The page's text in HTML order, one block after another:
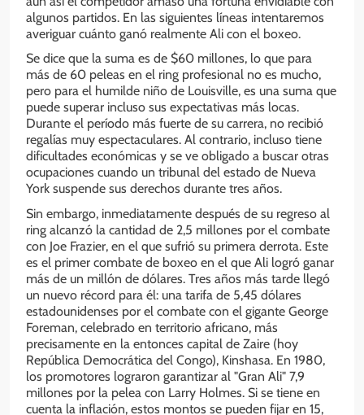
algunos partidos. En las siguientes líneas intentaremos
averiguar cuánto ganó realmente Ali con el boxeo.
Se dice que la suma es de $60 millones, lo que para
más de 60 peleas en el ring profesional no es mucho,
pero para el humilde niño de Louisville, es una suma que
puede superar incluso sus expectativas más locas.
Durante el período más fuerte de su carrera, no recibió
regalías muy espectaculares. Al contrario, incluso tiene
dificultades económicas y se ve obligado a buscar otras
ocupaciones cuando un tribunal del estado de Nueva
York suspende sus derechos durante tres años.
Sin embargo, inmediatamente después de su regreso al
ring alcanzó la cantidad de 2,5 millones por el combate
con Joe Frazier, en el que sufrió su primera derrota. Este
es el primer combate de boxeo en el que Ali logró ganar
más de un millón de dólares. Tres años más tarde llegó
un nuevo récord para él: una tarifa de 5,45 dólares
estadounidenses por el combate con el gigante George
Foreman, celebrado en territorio africano, más
precisamente en la entonces capital de Zaire (hoy
República Democrática del Congo), Kinshasa. En 1980,
los promotores lograron garantizar al "Gran Ali" 7,9
millones por la pelea con Larry Holmes. Si se tiene en
cuenta la inflación, estos montos se pueden fijar en 15,